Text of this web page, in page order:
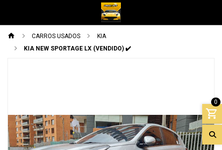
0
CARROS USADOS
KIA
KIA NEW SPORTAGE LX (VENDIDO) ✔️